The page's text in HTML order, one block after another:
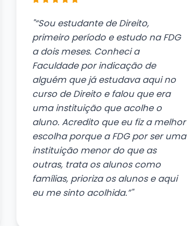
"“Sou estudante de Direito,
primeiro período e estudo na FDG
a dois meses. Conheci a
Faculdade por indicação de
alguém que já estudava aqui no
curso de Direito e falou que era
uma instituição que acolhe o
aluno. Acredito que eu fiz a melhor
escolha porque a FDG por ser uma
instituição menor do que as
outras, trata os alunos como
famílias, prioriza os alunos e aqui
eu me sinto acolhida.”"